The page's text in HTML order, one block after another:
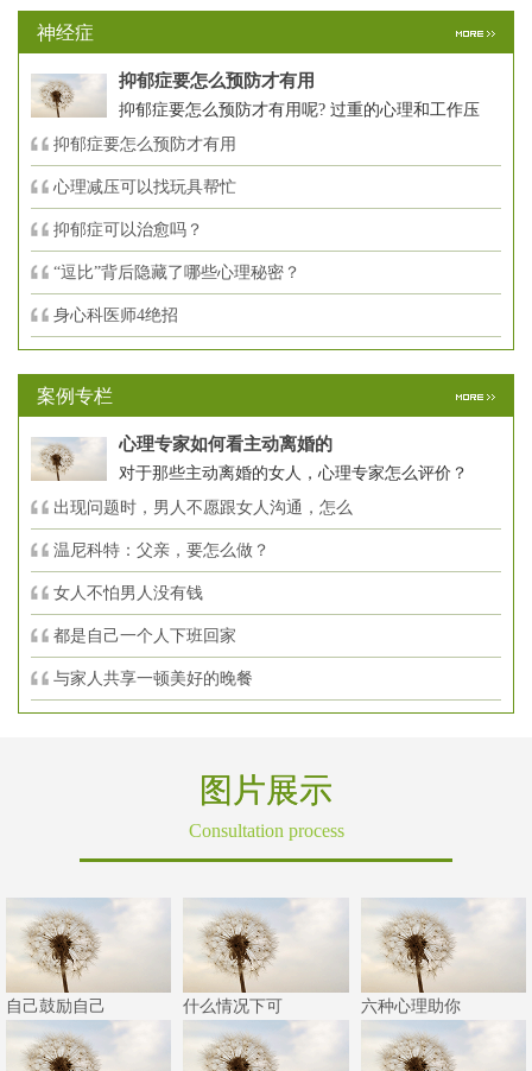
神经症
抑郁症要怎么预防才有用
抑郁症要怎么预防才有用呢? 过重的心理和工作压
抑郁症要怎么预防才有用
心理减压可以找玩具帮忙
抑郁症可以治愈吗？
“逗比”背后隐藏了哪些心理秘密？
身心科医师4绝招
案例专栏
心理专家如何看主动离婚的
对于那些主动离婚的女人，心理专家怎么评价？
出现问题时，男人不愿跟女人沟通，怎么
温尼科特：父亲，要怎么做？
女人不怕男人没有钱
都是自己一个人下班回家
与家人共享一顿美好的晚餐
图片展示
Consultation process
自己鼓励自己 什么情况下可 六种心理助你